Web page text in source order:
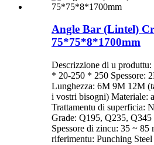
Angle Bar (Lintel)
75*75*8*1700mm
Descrizzione di u
* 20-250 * 250 Spessore:
Lunghezza: 6M 9M 12M
i vostri bisogni) Materiale:
Trattamentu di superficia:
Grade: Q195, Q235, Q345
Spessore di zincu: 35 ~ 85
riferimentu: Punching